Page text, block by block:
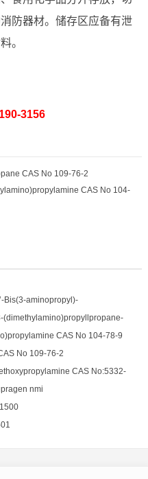
防器材。储存区应备有泄
。
3156
CAS No 109-76-2
CAS No 104-
Bis(3-aminopropyl)-
(dimethylamino)propyllpropane-
CAS No 104-78-9
No 109-76-2
CAS No:5332-
nmi